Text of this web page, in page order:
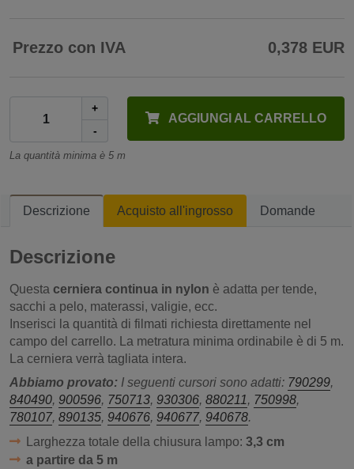
Prezzo con IVA 0,378 EUR
+
-
AGGIUNGI AL CARRELLO
La quantità minima è 5 m
Descrizione Acquisto all'ingrosso Domande
Descrizione
Questa cerniera continua in nylon è adatta per tende,
sacchi a pelo, materassi, valigie, ecc.
Inserisci la quantità di filmati richiesta direttamente nel
campo del carrello. La metratura minima ordinabile è di 5 m.
La cerniera verrà tagliata intera.
Abbiamo provato: I seguenti cursori sono adatti: 790299,
840490, 900596, 750713, 930306, 880211, 750998,
780107, 890135, 940676, 940677, 940678.
Larghezza totale della chiusura lampo: 3,3 cm
a partire da 5 m